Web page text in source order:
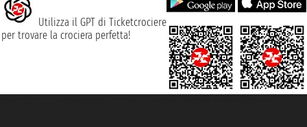
Utilizza il GPT di Ticketcrociere
per trovare la crociera perfetta!